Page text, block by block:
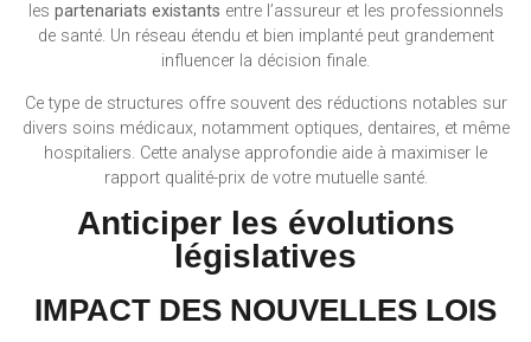
les partenariats existants entre l’assureur et les professionnels
de santé. Un réseau étendu et bien implanté peut grandement
influencer la décision finale.
Ce type de structures offre souvent des réductions notables sur
divers soins médicaux, notamment optiques, dentaires, et même
hospitaliers. Cette analyse approfondie aide à maximiser le
rapport qualité-prix de votre mutuelle santé.
Anticiper les évolutions
législatives
IMPACT DES NOUVELLES LOIS